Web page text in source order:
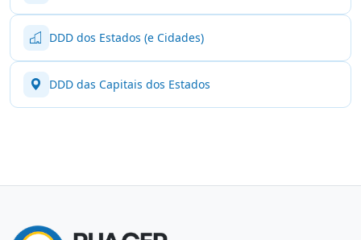
DDD dos Estados (e Cidades)
DDD das Capitais dos Estados